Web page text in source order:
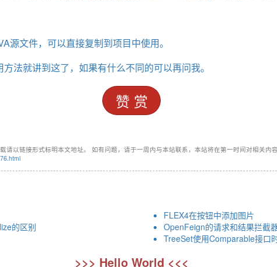
a primitive return type (int)
2?hs=c7d1224d1afdef994fc2d1eed019c3ce&：
源文件，可以直接复制到项目中使用。
方法就讲到这了，如果有什么不同的可以再问我。
赞 赏
请以链接形式标明本文地址。 如有问题，请于一周内与本站联系，本站将在第一时间对相关内容
的区别
FLEX4在按钮中添加图片
OpenFeign的请求和结果拦截
TreeSet使用Comparable接口
>>> Hello World <<<